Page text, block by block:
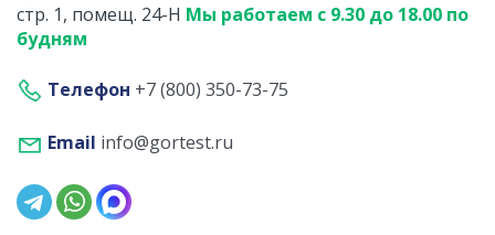
стр. 1, помещ. 24-Н Мы работаем с 9.30 до 18.00 по
будням
Телефон +7 (800) 350-73-75
Email info@gortest.ru